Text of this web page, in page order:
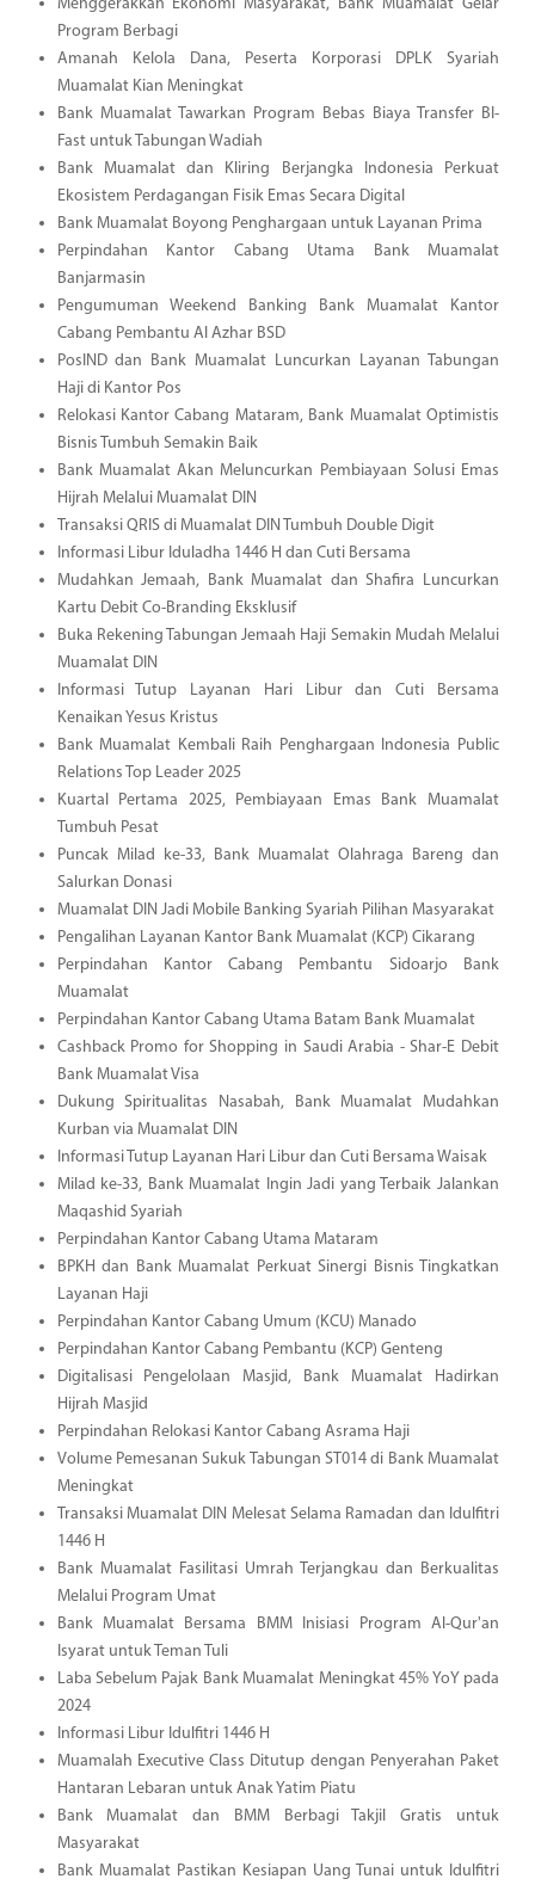
Menggerakkan Ekonomi Masyarakat, Bank Muamalat Gelar
Program Berbagi
Amanah Kelola Dana, Peserta Korporasi DPLK Syariah
Muamalat Kian Meningkat
Bank Muamalat Tawarkan Program Bebas Biaya Transfer BI-
Fast untuk Tabungan Wadiah
Bank Muamalat dan Kliring Berjangka Indonesia Perkuat
Ekosistem Perdagangan Fisik Emas Secara Digital
Bank Muamalat Boyong Penghargaan untuk Layanan Prima
Perpindahan Kantor Cabang Utama Bank Muamalat
Banjarmasin
Pengumuman Weekend Banking Bank Muamalat Kantor
Cabang Pembantu Al Azhar BSD
PosIND dan Bank Muamalat Luncurkan Layanan Tabungan
Haji di Kantor Pos
Relokasi Kantor Cabang Mataram, Bank Muamalat Optimistis
Bisnis Tumbuh Semakin Baik
Bank Muamalat Akan Meluncurkan Pembiayaan Solusi Emas
Hijrah Melalui Muamalat DIN
Transaksi QRIS di Muamalat DIN Tumbuh Double Digit
Informasi Libur Iduladha 1446 H dan Cuti Bersama
Mudahkan Jemaah, Bank Muamalat dan Shafira Luncurkan
Kartu Debit Co-Branding Eksklusif
Buka Rekening Tabungan Jemaah Haji Semakin Mudah Melalui
Muamalat DIN
Informasi Tutup Layanan Hari Libur dan Cuti Bersama
Kenaikan Yesus Kristus
Bank Muamalat Kembali Raih Penghargaan Indonesia Public
Relations Top Leader 2025
Kuartal Pertama 2025, Pembiayaan Emas Bank Muamalat
Tumbuh Pesat
Puncak Milad ke-33, Bank Muamalat Olahraga Bareng dan
Salurkan Donasi
Muamalat DIN Jadi Mobile Banking Syariah Pilihan Masyarakat
Pengalihan Layanan Kantor Bank Muamalat (KCP) Cikarang
Perpindahan Kantor Cabang Pembantu Sidoarjo Bank
Muamalat
Perpindahan Kantor Cabang Utama Batam Bank Muamalat
Cashback Promo for Shopping in Saudi Arabia - Shar-E Debit
Bank Muamalat Visa
Dukung Spiritualitas Nasabah, Bank Muamalat Mudahkan
Kurban via Muamalat DIN
Informasi Tutup Layanan Hari Libur dan Cuti Bersama Waisak
Milad ke-33, Bank Muamalat Ingin Jadi yang Terbaik Jalankan
Maqashid Syariah
Perpindahan Kantor Cabang Utama Mataram
BPKH dan Bank Muamalat Perkuat Sinergi Bisnis Tingkatkan
Layanan Haji
Perpindahan Kantor Cabang Umum (KCU) Manado
Perpindahan Kantor Cabang Pembantu (KCP) Genteng
Digitalisasi Pengelolaan Masjid, Bank Muamalat Hadirkan
Hijrah Masjid
Perpindahan Relokasi Kantor Cabang Asrama Haji
Volume Pemesanan Sukuk Tabungan ST014 di Bank Muamalat
Meningkat
Transaksi Muamalat DIN Melesat Selama Ramadan dan Idulfitri
1446 H
Bank Muamalat Fasilitasi Umrah Terjangkau dan Berkualitas
Melalui Program Umat
Bank Muamalat Bersama BMM Inisiasi Program Al-Qur'an
Isyarat untuk Teman Tuli
Laba Sebelum Pajak Bank Muamalat Meningkat 45% YoY pada
2024
Informasi Libur Idulfitri 1446 H
Muamalah Executive Class Ditutup dengan Penyerahan Paket
Hantaran Lebaran untuk Anak Yatim Piatu
Bank Muamalat dan BMM Berbagi Takjil Gratis untuk
Masyarakat
Bank Muamalat Pastikan Kesiapan Uang Tunai untuk Idulfitri